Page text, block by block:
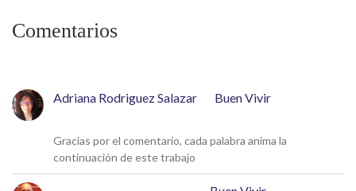
Comentarios
Adriana Rodriguez Salazar Buen Vivir
Gracias por el comentario, cada palabra anima la
continuación de este trabajo